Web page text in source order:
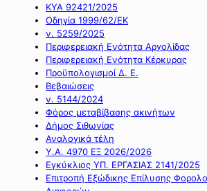
ΚΥΑ 92421/2025
Οδηγία 1999/62/ΕΚ
ν. 5259/2025
Περιφερειακή Ενότητα Αργολίδας
Περιφερειακή Ενότητα Κέρκυρας
Προϋπολογισμοί Δ. Ε.
Βεβαιώσεις
ν. 5144/2024
Φόρος μεταβίβασης ακινήτων
Δήμος Σιθωνίας
Αναλογικά τέλη
Υ.Α. 4970 ΕΞ 2026/2026
Εγκύκλιος ΥΠ. ΕΡΓΑΣΙΑΣ 2141/2025
Επιτροπή Εξώδικης Επίλυσης